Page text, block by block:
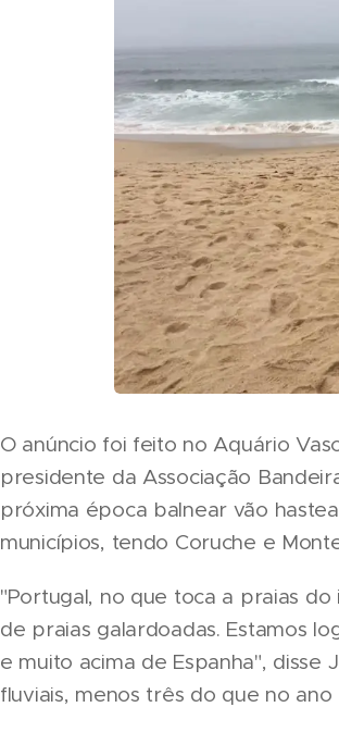
O anúncio foi feito no Aquário
presidente da Associação
próxima época balnear vão
municípios, tendo Coruche e
"Portugal, no que toca a praias
de praias galardoadas. Estamos
e muito acima de Espanha",
fluviais, menos três do que no ano